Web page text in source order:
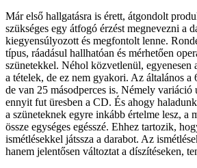
Már első hallgatásra is érett, átgondolt
szükséges egy átfogó érzést megnevezni a
kiegyensúlyozott és megfontolt lenne.
típus, ráadásul hallhatóan és mérhetően
szünetekkel. Néhol közvetlenül, egyenesen
a tételek, de ez nem gyakori. Az általános a
de van 25 másodperces is. Némely variáció
ennyit fut üresben a CD. És ahogy
a szüneteknek egyre inkább értelme lesz, a
össze egységes egésszé. Ehhez tartozik,
ismétlésekkel játssza a darabot. Az
hanem jelentősen változtat a díszítéseken,